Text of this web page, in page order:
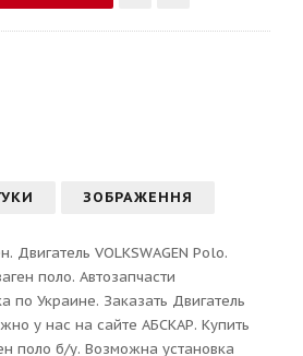
ЗОБРАЖЕННЯ
Двигатель VOLKSWAGEN Polo.
поло. Автозапчасти
по Украине. Заказать Двигатель
у нас на сайте АБСКАР. Купить
поло б/у. Возможна установка